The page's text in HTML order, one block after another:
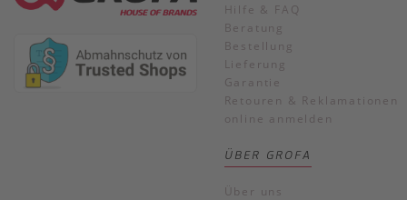
Hilfe & FAQ
Beratung
Bestellung
Lieferung
Garantie
Retouren & Reklamationen
online anmelden
ÜBER GROFA
Über uns